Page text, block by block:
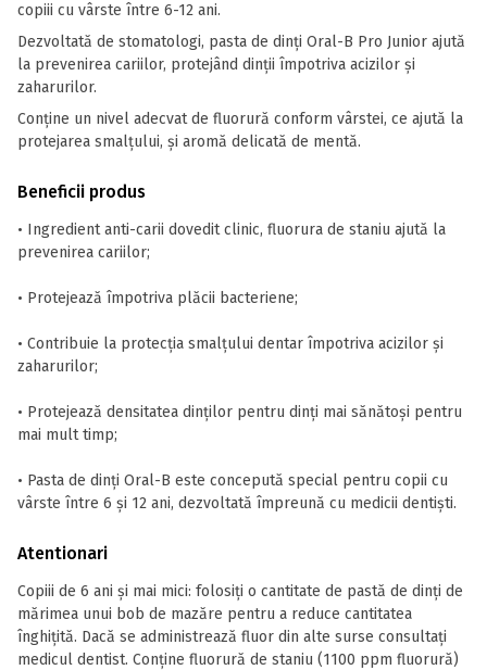
copiii cu vârste între 6-12 ani.
Dezvoltată de stomatologi, pasta de dinți Oral-B Pro Junior ajută
la prevenirea cariilor, protejând dinții împotriva acizilor și
zaharurilor.
Conține un nivel adecvat de fluorură conform vârstei, ce ajută la
protejarea smalțului, și aromă delicată de mentă.
Beneficii produs
• Ingredient anti-carii dovedit clinic, fluorura de staniu ajută la
prevenirea cariilor;
• Protejează împotriva plăcii bacteriene;
• Contribuie la protecția smalțului dentar împotriva acizilor și
zaharurilor;
• Protejează densitatea dinților pentru dinți mai sănătoși pentru
mai mult timp;
• Pasta de dinți Oral-B este concepută special pentru copii cu
vârste între 6 și 12 ani, dezvoltată împreună cu medicii dentiști.
Atentionari
Copiii de 6 ani și mai mici: folosiți o cantitate de pastă de dinţi de
mărimea unui bob de mazăre pentru a reduce cantitatea
înghiţită. Dacă se administrează fluor din alte surse consultaţi
medicul dentist. Conţine fluorură de staniu (1100 ppm fluorură)